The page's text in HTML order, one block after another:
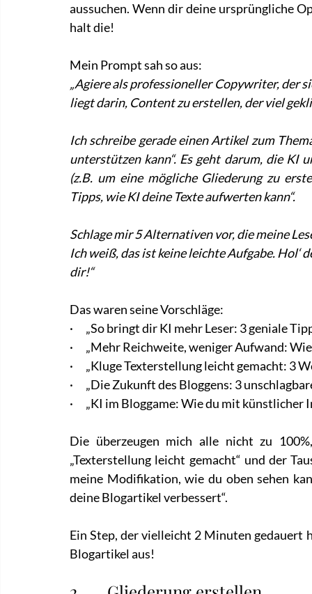
aussuchen. Wenn dir deine ursprüngliche
halt die!
Mein Prompt sah so aus:
„Agiere als professioneller Copywriter, der
liegt darin, Content zu erstellen, der viel
Ich schreibe gerade einen Artikel zum
unterstützen kann“. Es geht darum, die KI
(z.B. um eine mögliche Gliederung zu
Tipps, wie KI deine Texte aufwerten kann“.
Schlage mir 5 Alternativen vor, die meine
Ich weiß, das ist keine leichte Aufgabe. Hol‘
dir!“
Das waren seine Vorschläge:
·      „So bringt dir KI mehr Leser: 3 geniale
·      „Mehr Reichweite, weniger Aufwand:
·      „Kluge Texterstellung leicht gemacht:
·      „Die Zukunft des Bloggens: 3
·      „KI im Bloggame: Wie du mit
Die überzeugen mich alle nicht zu
„Texterstellung leicht gemacht“ und der
meine Modifikation, wie du oben sehen
deine Blogartikel verbessert“.
Ein Step, der vielleicht 2 Minuten gedauert
Blogartikel aus!